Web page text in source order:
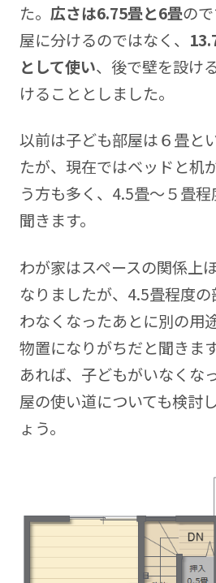
た。 広さは6.75畳と6畳の
屋に分けるのではなく、
として使い、後で壁を設け
けることとしました。
以前は子ども部屋は６畳と
たが、現在ではベッドと机
う方も多く、4.5畳～５畳
聞きます。
わが家はスペースの関係上
なりましたが、4.5畳程度
わなくなったあとに別の用
物置になりがちだと聞きま
あれば、子どもがいなくな
屋の使い道についても検討
ょう。